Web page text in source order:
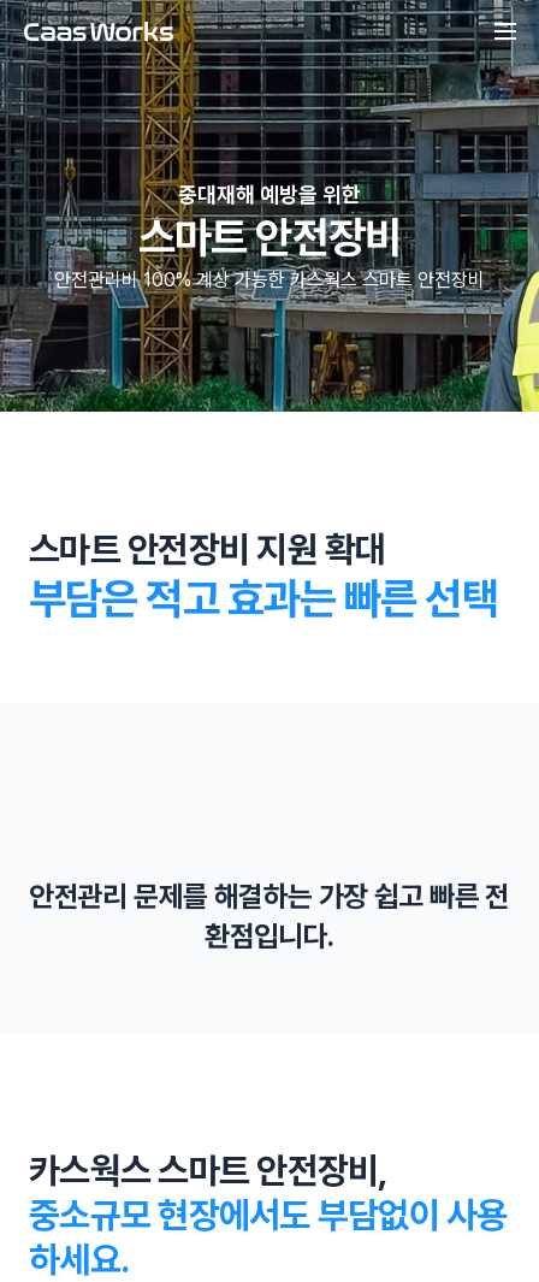
중대재해 예방을 위한
스마트 안전장비
안전관리비 100% 계상 가능한 카스웍스 스마트 안전장비
스마트 안전장비 지원 확대
부담은 적고 효과는 빠른 선택
국토교통부는 스마트 안전장비 활용 가이드라인을 만들어
스마트장비 사용을 독려합니다.
밀폐공간 공사 바디캠
서울시는 맨홀 질식사고 차단을 위해서 바디캠과 가스농도
스마트 장비 지원 확대
스마트 안전장비를 통한 소규모 사업장의 작업자 안전을 위
안전관리 문제를 해결하는 가장 쉽고 빠른 전
환점입니다.
카스웍스 스마트 안전장비,
중소규모 현장에서도 부담없이 사용
하세요.